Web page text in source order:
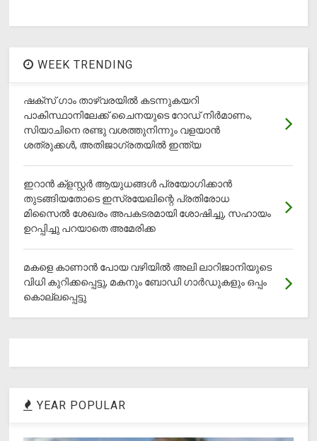
WEEK TRENDING
ഷക്സ് ​ഗാം താഴ്‌വരയിൽ കടന്നുകയറി
പാകിസ്ഥാനിലേക്ക് ചൈനയുടെ റോഡ് നിർമാണം,
സിയാചിനെ രണ്ടു വശത്തുനിന്നും വളയാൻ
ശത്രുക്കൾ, അതിജാ​ഗ്രതയിൽ ഇന്ത്യ
ഇറാന്‍ ക്‌ളസ്റ്റര്‍ ആയുധങ്ങള്‍ പ്രയോഗിക്കാന്‍
തുടങ്ങിയതോടെ ഇസ്രയേലിന്റെ പ്രതിരോധ
മിസൈല്‍ ശേഖരം അപകടരമായി ശോഷിച്ചു, സഹായം
ഉറപ്പിച്ചു പറയാതെ അമേരിക്ക
മകളെ കാണാന്‍ പോയ വഴിയില്‍ അലി ലാറിജാനിയുടെ
വിധി കുറിക്കപ്പെട്ടു, മകനും ബോഡി ഗാര്‍ഡുകളും ഒപ്പം
കൊല്ലപ്പെട്ടു
YEAR POPULAR